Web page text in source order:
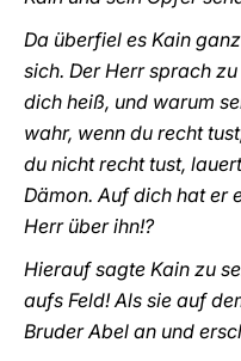
Da überfiel es Kain
sich. Der Herr sprach
dich heiß, und warum
wahr, wenn du recht
du nicht recht tust,
Dämon. Auf dich hat er
Herr über ihn!?
Hierauf sagte Kain zu
aufs Feld! Als sie auf
Bruder Abel an und